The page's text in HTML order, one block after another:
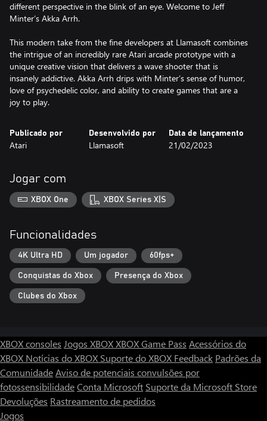
different perspective in the blink of an eye. Welcome to Jeff
Minter’s Akka Arrh.
This modern take from the fine developers at Llamasoft combines
the intrigue of an incredibly rare Atari arcade prototype with a
unique creative vision that delivers a wave shooter that is
insanely addictive. Akka Arrh drips with Minter’s sense of humor,
love of psychedelic color, and ability to create games that are a
Publicado por
Atari
Desenvolvido por
Llamasoft
Data de lançamento
21/02/2023
Jogar com
XBOX One XBOX Series X|S
Funcionalidades
4K Ultra HD Um jogador 60fps+
Conquistas do Xbox Presença do Xbox
Clubes do Xbox
XBOX consoles Jogos XBOXXBOX Game Pass Acessórios do
XBOX Notícias do XBOX Suporte do XBOX Feedback Padrões da
ComunidadeAviso de potenciais convulsões por
fotossensibilidadeConta Microsoft Suporte da Microsoft Store
Devoluções Rastreamento de pedidos
Jogos